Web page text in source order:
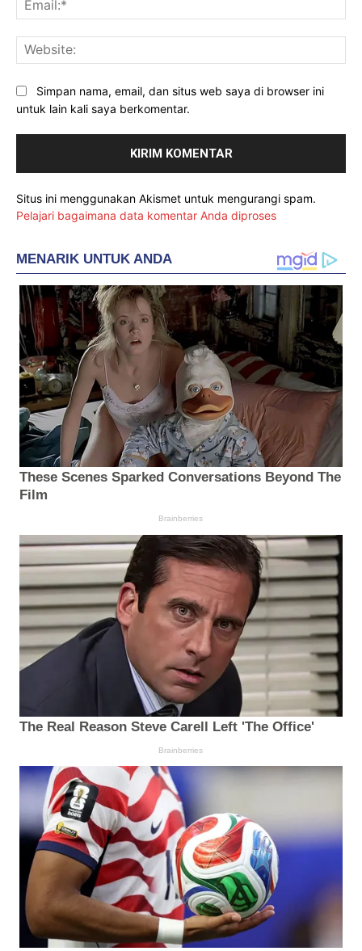
Simpan nama, email, dan situs web saya di browser ini
untuk lain kali saya berkomentar.
Situs ini menggunakan Akismet untuk mengurangi spam.
Pelajari bagaimana data komentar Anda diproses